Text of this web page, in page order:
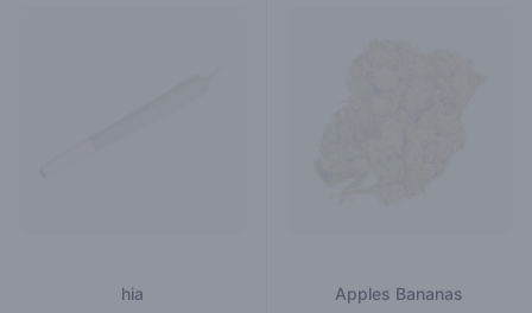
hia
Apples Bananas